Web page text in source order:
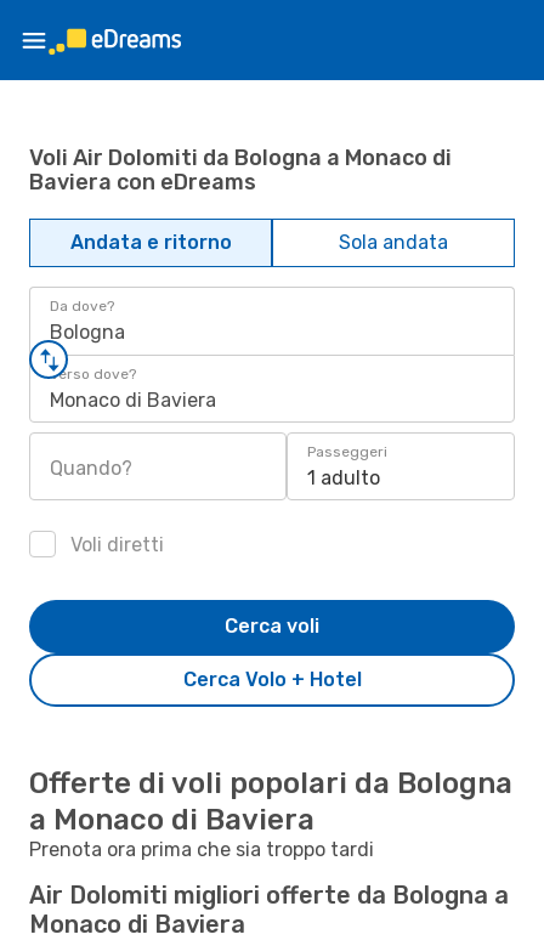
Voli Air Dolomiti da Bologna a Monaco di
Baviera con eDreams
Andata e ritorno Sola andata
Da dove?
Bologna
Verso dove?
Monaco di Baviera
Quando?
Passeggeri
1 adulto
Voli diretti
Cerca Volo + Hotel
Cerca voli
Offerte di voli popolari da Bologna
a Monaco di Baviera
Prenota ora prima che sia troppo tardi
Air Dolomiti migliori offerte da Bologna a
Monaco di Baviera